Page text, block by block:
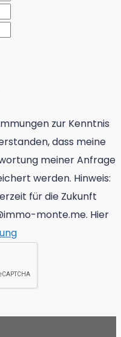
zur Kenntnis
dass meine
meiner Anfrage
werden. Hinweis:
für die Zukunft
monte.me. Hier